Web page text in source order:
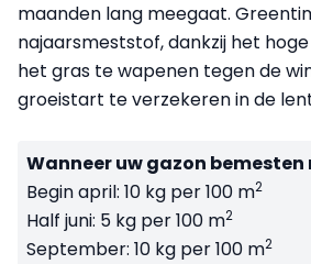
maanden lang meegaat.
najaarsmeststof, dankzij het
het gras te wapenen tegen de
groeistart te verzekeren in de
Wanneer uw gazon
Begin april: 10 kg per 100 m2
Half juni: 5 kg per 100 m2
September: 10 kg per 100 m2